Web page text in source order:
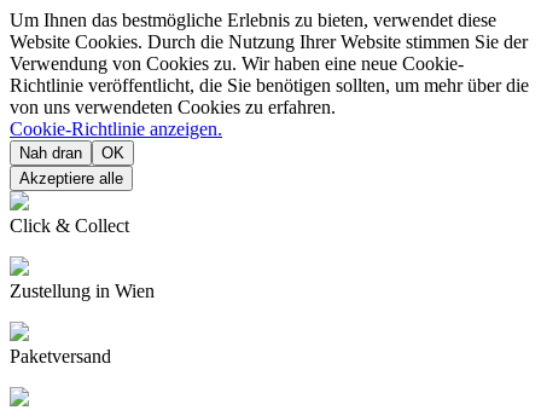
Um Ihnen das bestmögliche Erlebnis zu bieten, verwendet diese
Website Cookies. Durch die Nutzung Ihrer Website stimmen Sie der
Verwendung von Cookies zu. Wir haben eine neue Cookie-
Richtlinie veröffentlicht, die Sie benötigen sollten, um mehr über die
von uns verwendeten Cookies zu erfahren.
Cookie-Richtlinie anzeigen.
Nah dran
OK
Akzeptiere alle
Click & Collect
Zustellung in Wien
Paketversand